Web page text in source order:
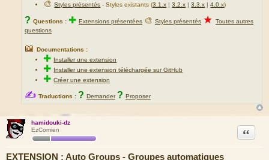
🎨Styles présentés - Styles existants (3.1.x |3.2.x |3.3.x |4.0.x)
? Questions : ✚ Extensions présentées 🎨 Styles présentés ★ Toutes autres
questions
📖 Documentations :
✚ Installer une extension
✚ Installer une extension téléchargée sur GitHub
✚Créer une extension
✍ Traductions : ? Demander ? Proposer
hamidouki-dz
EzComien
EXTENSION : Auto Groups - Groupes automatiques
Citation